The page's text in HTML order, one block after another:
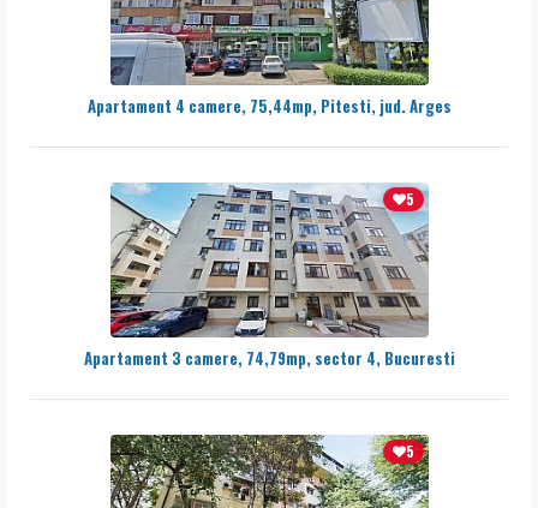
Apartament 4 camere, 75,44mp, Pitesti, jud. Arges
5
Apartament 3 camere, 74,79mp, sector 4, Bucuresti
5